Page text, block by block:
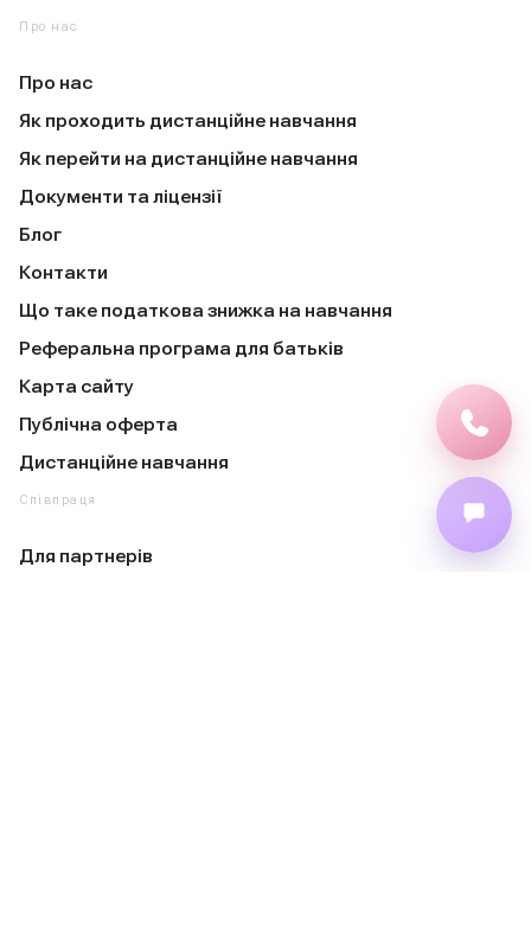
Про нас
Про нас
Як проходить дистанційне навчання
Як перейти на дистанційне навчання
Документи та ліцензії
Блог
Контакти
Що таке податкова знижка на навчання
Реферальна програма для батьків
Карта сайту
Публічна оферта
Дистанційне навчання
Співпраця
Для партнерів